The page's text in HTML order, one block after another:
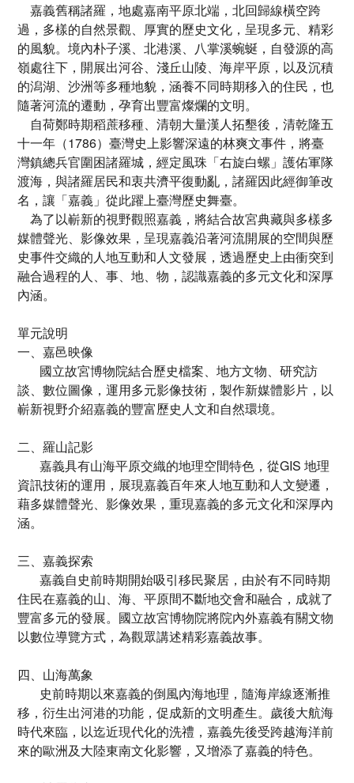
嘉義舊稱諸羅，地處嘉南平原北端，北回歸線橫空跨
過，多樣的自然景觀、厚實的歷史文化，呈現多元、精彩
的風貌。境內朴子溪、北港溪、八掌溪蜿蜒，自發源的高
嶺處往下，開展出河谷、淺丘山陵、海岸平原，以及沉積
的潟湖、沙洲等多種地貌，涵養不同時期移入的住民，也
隨著河流的遷動，孕育出豐富燦爛的文明。
自荷鄭時期稻蔗移種、清朝大量漢人拓墾後，清乾隆五
十一年（1786）臺灣史上影響深遠的林爽文事件，將臺
灣鎮總兵官圍困諸羅城，經定風珠「右旋白螺」護佑軍隊
渡海，與諸羅居民和衷共濟平復動亂，諸羅因此經御筆改
名，讓「嘉義」從此躍上臺灣歷史舞臺。
為了以嶄新的視野觀照嘉義，將結合故宮典藏與多樣多
媒體聲光、影像效果，呈現嘉義沿著河流開展的空間與歷
史事件交織的人地互動和人文發展，透過歷史上由衝突到
融合過程的人、事、地、物，認識嘉義的多元文化和深厚
內涵。
單元說明
一、嘉邑映像
國立故宮博物院結合歷史檔案、地方文物、研究訪
談、數位圖像，運用多元影像技術，製作新媒體影片，以
嶄新視野介紹嘉義的豐富歷史人文和自然環境。
二、羅山記影
嘉義具有山海平原交織的地理空間特色，從GIS 地理
資訊技術的運用，展現嘉義百年來人地互動和人文變遷，
藉多媒體聲光、影像效果，重現嘉義的多元文化和深厚內
涵。
三、嘉義探索
嘉義自史前時期開始吸引移民聚居，由於有不同時期
住民在嘉義的山、海、平原間不斷地交會和融合，成就了
豐富多元的發展。國立故宮博物院將院內外嘉義有關文物
以數位導覽方式，為觀眾講述精彩嘉義故事。
四、山海萬象
史前時期以來嘉義的倒風內海地理，隨海岸線逐漸推
移，衍生出河港的功能，促成新的文明產生。歲後大航海
時代來臨，以迄近現代化的洗禮，嘉義先後受跨越海洋前
來的歐洲及大陸東南文化影響，又增添了嘉義的特色。